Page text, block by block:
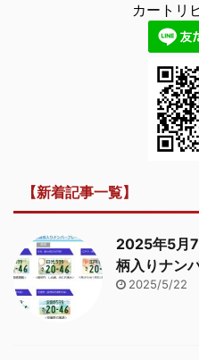
カートリ
【新着記事一覧】
2025年5月
柄入りナン
2025/5/22